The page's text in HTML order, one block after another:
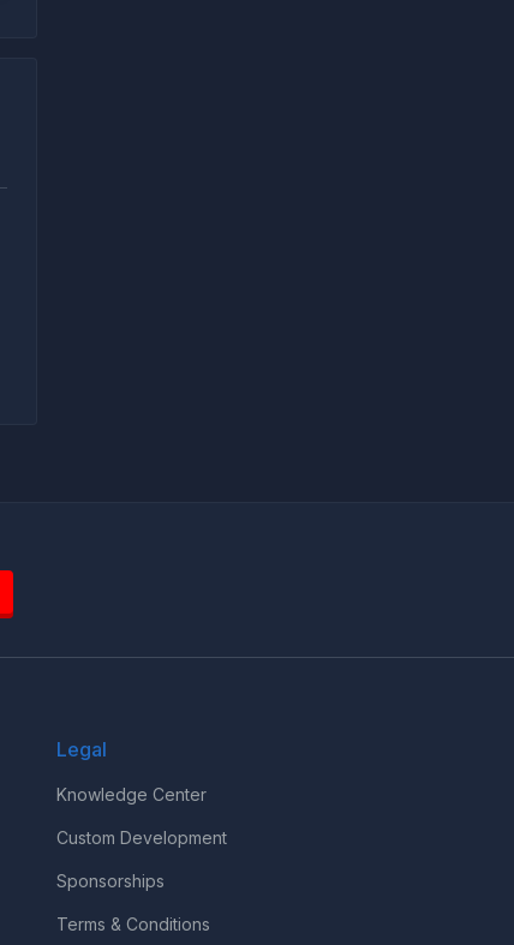
Legal
Knowledge Center
Custom Development
Sponsorships
Terms & Conditions